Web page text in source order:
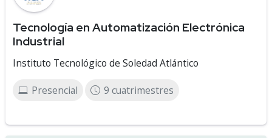
Tecnología en Automatización Electrónica
Industrial
Instituto Tecnológico de Soledad Atlántico
Presencial 9 cuatrimestres